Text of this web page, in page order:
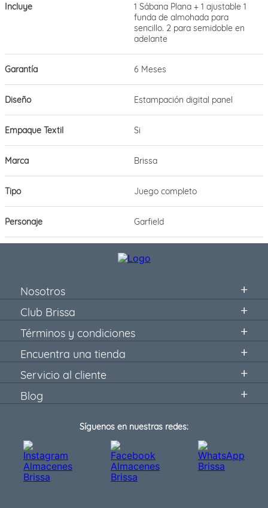
Incluye
1 Sábana Plana + 1 ajustable 1
funda de almohada para
sencillo. 2 para semidoble en
adelante
Garantía 6 Meses
Diseño Estampación digital panel
Empaque Textil Si
Marca Brissa
Tipo Juego completo
Personaje Garfield
Nosotros
Club Brissa
Términos y condiciones
Encuentra una tienda
Servicio al cliente
Blog
Síguenos en nuestras redes: